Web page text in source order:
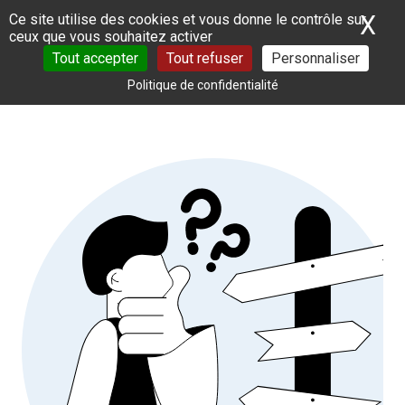
Panneau de gestion des cookies
Ce site utilise des cookies et vous donne le contrôle sur
ceux que vous souhaitez activer
Tout accepter
Tout refuser Personnaliser
Politique de confidentialité
X